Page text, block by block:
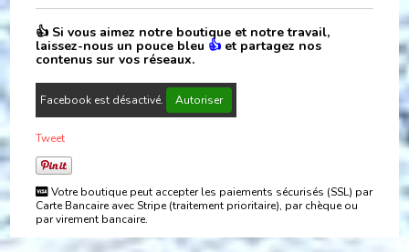
👍 Si vous aimez notre boutique et notre travail,
laissez-nous un pouce bleu 👍 et partagez nos
contenus sur vos réseaux.
Facebook est désactivé. Autoriser
Tweet
 Votre boutique peut accepter les paiements sécurisés (SSL) par
Carte Bancaire avec Stripe (traitement prioritaire), par chèque ou
par virement bancaire.